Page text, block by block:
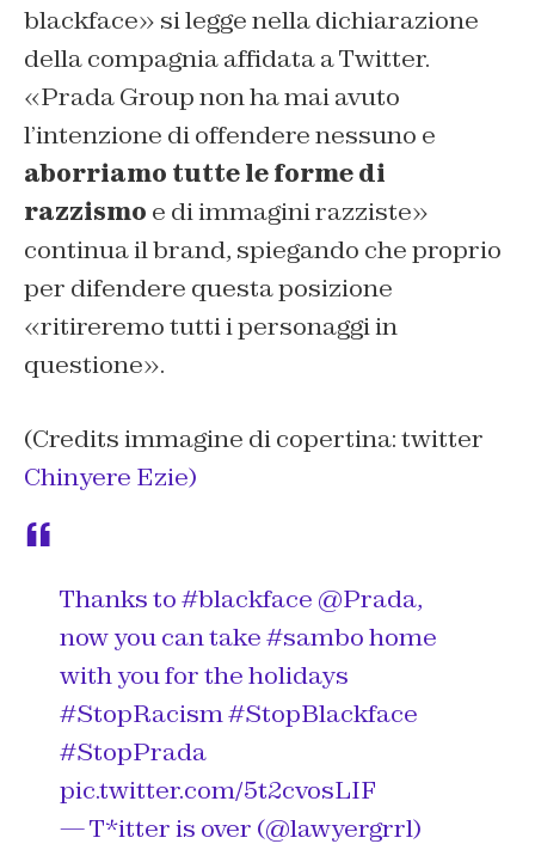
blackface» si legge nella dichiarazione
della compagnia affidata a Twitter.
«Prada Group non ha mai avuto
l’intenzione di offendere nessuno e
aborriamo tutte le forme di
razzismo e di immagini razziste»
continua il brand, spiegando che proprio
per difendere questa posizione
«ritireremo tutti i personaggi in
questione».
(Credits immagine di copertina: twitter
Chinyere Ezie)
Thanks to#blackface @Prada,
now you can take#sambohome
with you for the holidays
#StopRacism#StopBlackface
#StopPrada
pic.twitter.com/5t2cvosLIF
— T*itter is over (@lawyergrrl)